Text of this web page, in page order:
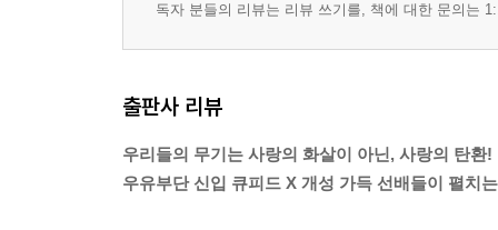
독자 분들의 리뷰는 리뷰 쓰기를, 책에 대한 문의는
출판사 리뷰
우리들의 무기는 사랑의 화살이 아닌, 사랑의 탄환!
우유부단 신입 큐피드 X 개성 가득 선배들이 펼치